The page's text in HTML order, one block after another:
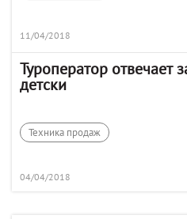
11/04/2018
Туроператор отвечает
детски
Техника продаж
04/04/2018